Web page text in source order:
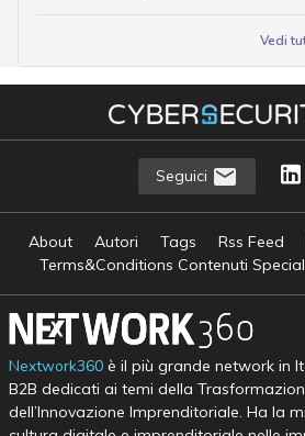
Vedi
Seguici
About Autori Tags Rss Feed
Terms&Conditions Contenuti
Nextwork360è il più grande network in
B2B dedicati ai temi della
dell’Innovazione Imprenditoriale. Ha la